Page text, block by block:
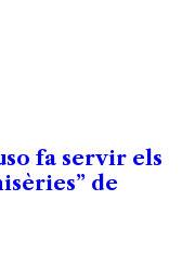
fa servir els
de